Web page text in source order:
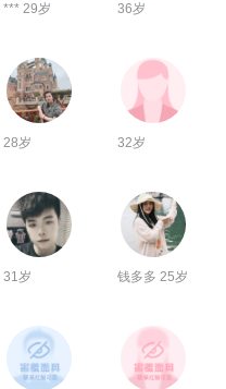
*** 29岁 36岁
28岁 32岁
31岁 钱多多 25岁